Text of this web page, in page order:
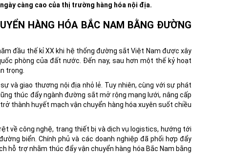
càng cao của thị trường hàng hóa nội địa.
HÀNG HÓA BẮC NAM BẰNG ĐƯỜNG
đầu thế kỉ XX khi hệ thống đường sắt Việt Nam được xây
phòng của đất nước. Đến nay, sau hơn một thế kỷ hoạt
trọng.
và giao thương nội địa nhỏ lẻ. Tuy nhiên, cùng với sự phát
thúc đẩy ngành đường sắt mở rộng mạng lưới, nâng cấp
thành huyết mạch vận chuyển hàng hóa xuyên suốt chiều
về công nghệ, trang thiết bị và dịch vụ logistics, hướng tới
biển. Chính phủ và các doanh nghiệp đã phối hợp đẩy
hỗ trợ nhằm thúc đẩy vận chuyển hàng hóa Bắc Nam bằng